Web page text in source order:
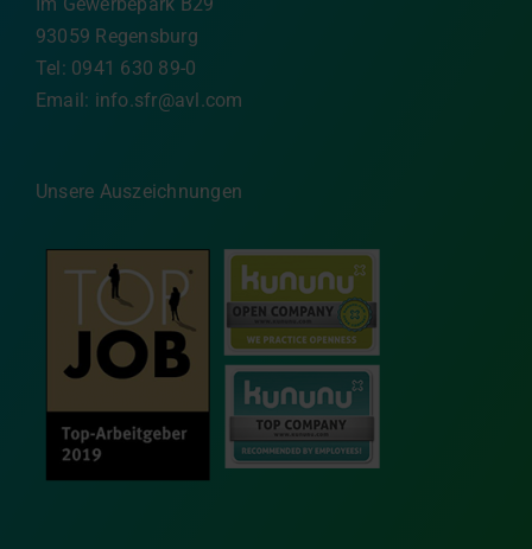
93059 Regensburg
Tel: 0941 630 89-0
Email: info.sfr@avl.com
Unsere Auszeichnungen